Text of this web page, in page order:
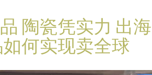
陶瓷凭实力 出海
何实现卖全球